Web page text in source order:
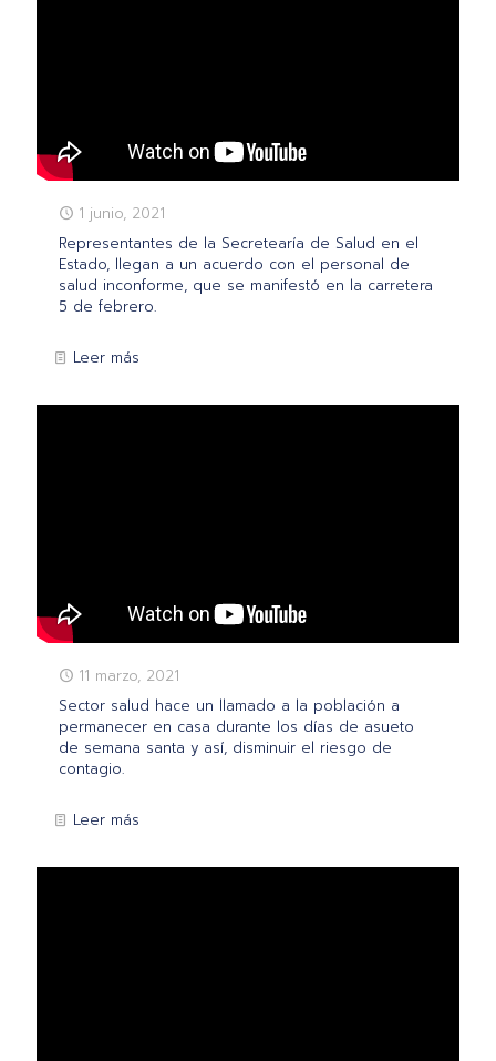
1 junio, 2021
Representantes de la Secretearía de Salud en el
Estado, llegan a un acuerdo con el personal de
salud inconforme, que se manifestó en la carretera
5 de febrero.
Leer más
11 marzo, 2021
Sector salud hace un llamado a la población a
permanecer en casa durante los días de asueto
de semana santa y así, disminuir el riesgo de
contagio.
Leer más